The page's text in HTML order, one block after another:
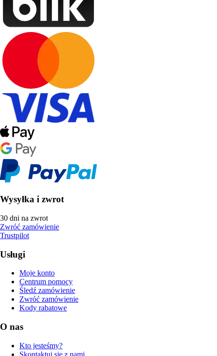
Wysyłka i zwrot
30 dni na zwrot
Zwróć zamówienie
Trustpilot
Usługi
Moje konto
Centrum pomocy
Śledź zamówienie
Zwróć zamówienie
Kody rabatowe
O nas
Kto jesteśmy?
Skontaktuj się z nami